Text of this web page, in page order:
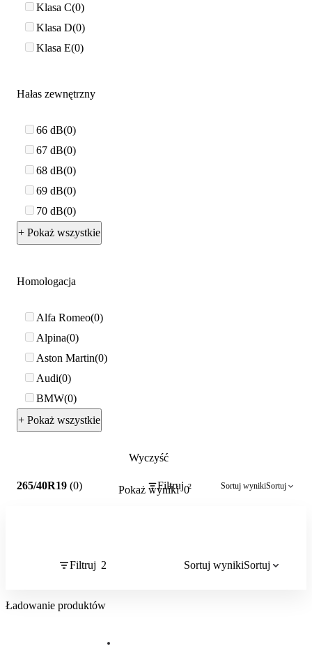
Klasa C 0
Klasa D 0
Klasa E 0
Hałas zewnętrzny
66 dB 0
67 dB 0
68 dB 0
69 dB 0
70 dB 0
+ Pokaż wszystkie
Homologacja
Alfa Romeo 0
Alpina 0
Aston Martin 0
Audi 0
BMW 0
+ Pokaż wszystkie
Wyczyść
Pokaż wyniki 0
265/40R19 (0) Filtruj 2 Sortuj wynikiSortuj
Filtruj 2 Sortuj wynikiSortuj
Ładowanie produktów